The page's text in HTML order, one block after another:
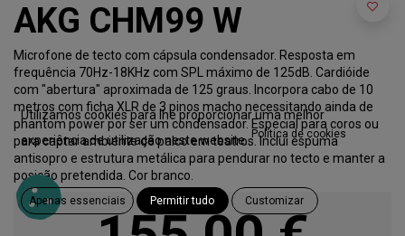
AKG CHM99 W
Microfone de tecto com cápsula condensador. Resposta em
frequência 70Hz-18KHz com SPL máximo de 125dB. Cardióide
com "abertura" aproximada de 125 graus. Incorpora cabo de 10
metros com ficha XLR de 3 pinos macho necessitando ainda de
phantom power por ser um condensador. Especial para coros ou
para captar ambiente de palco em teatros. Inclui espuma
antisopro e estrutura metálica para pendurar no tecto e manter a
posição pretendida. Cor branco.
Utilizamos cookies para lhe proporcionar uma melhor
experiência de utilização neste website. Política de cookies
Apenas essenciais Permitir tudo Customizar